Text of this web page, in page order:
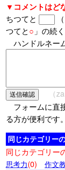
▼コメントはど
ちつてと
つてと○ 」の続
ハンドルネー
（
フォームに直
る方が便利です。
同じカテゴリー
同じカテゴリー
思考力(0) 作文